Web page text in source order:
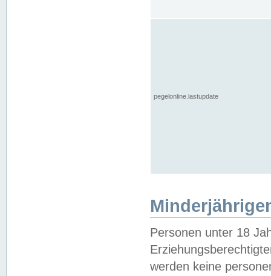
pegelonline.lastupdate
Personen unter 18
werden keine